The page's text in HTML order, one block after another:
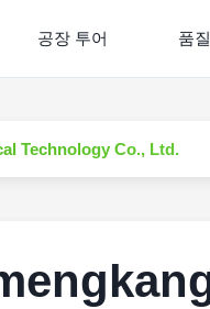
공장 투어 품
Technology Co., Ltd.